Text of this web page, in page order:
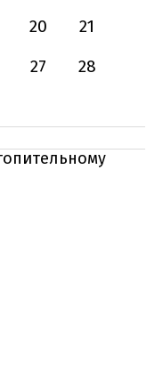
20
21
27
28